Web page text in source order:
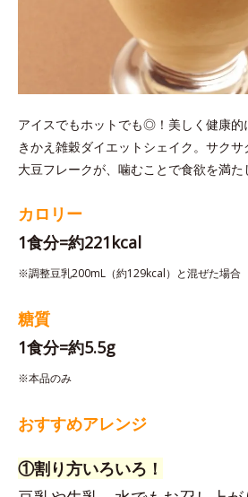
アイスでもホットでも◎！美しく健康的
きかえ雑穀ダイエットシェイク。サク
大豆フレークが、噛むことで食欲を満た
カロリー
1食分=約221kcal
※調整豆乳200mL（約129kcal）と混ぜた場合
糖質
1食分=約5.5g
※本品のみ
おすすめアレンジ
①割り方いろいろ！